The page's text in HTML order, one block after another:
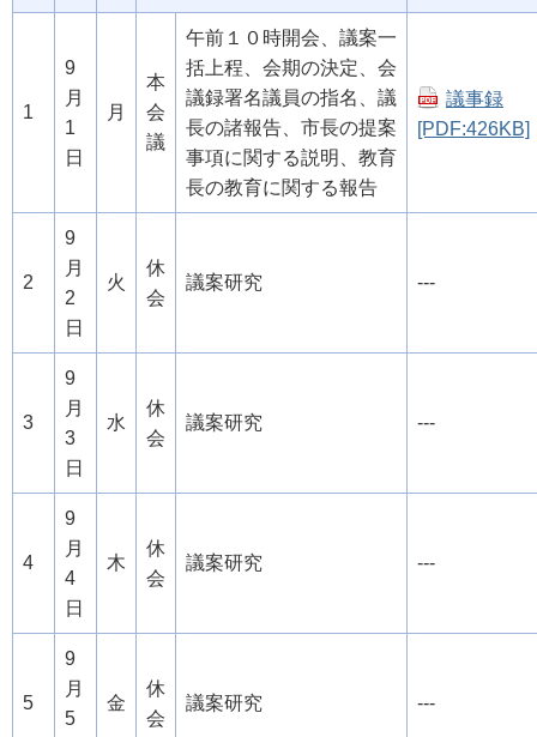
1
9
月
1
日
月
本
会
議
午前１０時開会、議案一
括上程、会期の決定、会
議録署名議員の指名、議
長の諸報告、市長の提案
事項に関する説明、教育
長の教育に関する報告
議事録
[PDF:426KB]
2
9
月
2
日
火
休
会
議案研究 ---
3
9
月
3
日
水
休
会
議案研究 ---
4
9
月
4
日
木
休
会
議案研究 ---
5
9
月
5
金
休
会
議案研究 ---